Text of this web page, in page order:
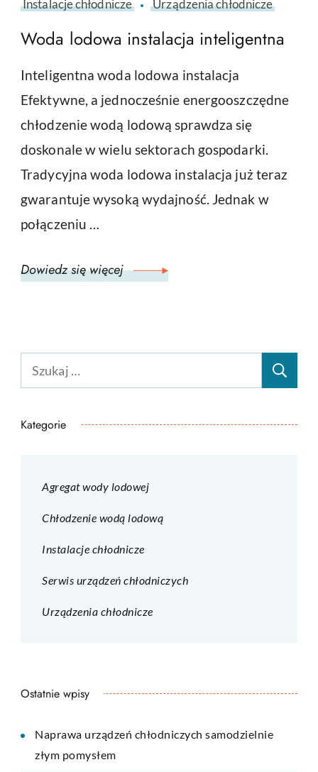
Instalacje chłodnicze
Urządzenia chłodnicze
Woda lodowa instalacja inteligentna
Inteligentna woda lodowa instalacja
Efektywne, a jednocześnie energooszczędne
chłodzenie wodą lodową sprawdza się
doskonale w wielu sektorach gospodarki.
Tradycyjna woda lodowa instalacja już teraz
gwarantuje wysoką wydajność. Jednak w
połączeniu …
Dowiedz się więcej
Szukaj:
Kategorie
Agregat wody lodowej
Chłodzenie wodą lodową
Instalacje chłodnicze
Serwis urządzeń chłodniczych
Urządzenia chłodnicze
Ostatnie wpisy
Naprawa urządzeń chłodniczych samodzielnie
złym pomysłem